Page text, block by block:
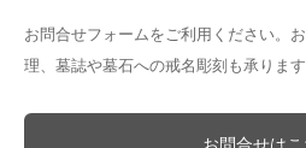
お問合せフォームをご利用ください。
理、墓誌や墓石への戒名彫刻も承ります